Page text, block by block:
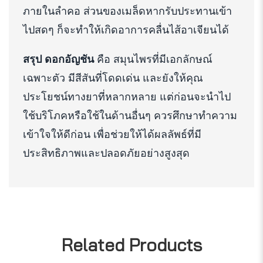
ภายในลำคอ ส่วนของเมล็ดหากรับประทานเข้า
ไปสดๆ ก็จะทำให้เกิดอาการคลื่นไส้อาเจียนได้
สรุป ดอกอัญชันคือ สมุนไพรที่มีเอกลักษณ์
เฉพาะตัว มีสีสันที่โดดเด่น และยังให้คุณ
ประโยชน์ทางยาที่หลากหลาย แต่ก่อนจะนำไป
ใช้บริโภคหรือใช้ในด้านอื่นๆ ควรศึกษาทำความ
เข้าใจให้ดีก่อน เพื่อช่วยให้ได้ผลลัพธ์ที่มี
ประสิทธิภาพและปลอดภัยอย่างสูงสุด
Related Products